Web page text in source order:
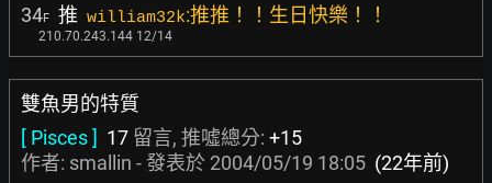
34F 推 william32k:推推！！生日快樂！！
210.70.243.144 12/14
雙魚男的特質
[ Pisces ] 17 留言, 推噓總分: +15
作者: smallin - 發表於 2004/05/19 18:05 (22年前)